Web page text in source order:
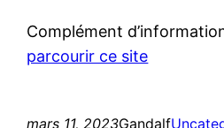
Complément
parcourir ce site
mars 11, 2023Gandalf